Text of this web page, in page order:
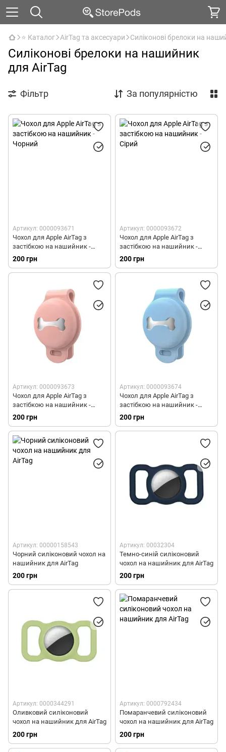
⭐ Каталог AirTag та аксесуари Силіконові брелоки на
Силіконові брелоки на нашийник
для AirTag
Фільтр За популярністю
Артикул: 0000093671
Чохол для Apple AirTag з
застібкою на нашийник -
Чорний
200 грн
Артикул: 0000093672
Чохол для Apple AirTag з
застібкою на нашийник -
Сірий
200 грн
Артикул: 0000093673
Чохол для Apple AirTag з
застібкою на нашийник -
Рожевий
200 грн
Артикул: 0000093674
Чохол для Apple AirTag з
застібкою на нашийник -
Блакитний
200 грн
Артикул: 00000158543
Чорний силіконовий чохол на
нашийник для AirTag
200 грн
Артикул: 00032304
Темно-синій силіконовий
чохол на нашийник для AirTag
200 грн
Артикул: 0000344291
Оливковий силіконовий
чохол на нашийник для AirTag
200 грн
Артикул: 0000792434
Помаранчевий силіконовий
чохол на нашийник для AirTag
200 грн